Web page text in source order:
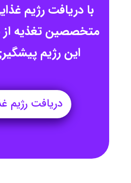
با دریافت رژیم
متخصصین تغذیه از
این رژیم
دریافت رژیم